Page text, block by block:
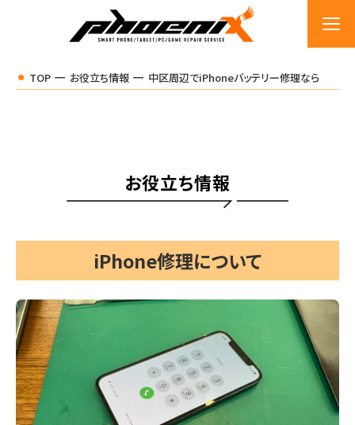
TOP お役立ち情報 中区周辺でiPhoneバッテリー修理なら
お役立ち情報
iPhone修理について